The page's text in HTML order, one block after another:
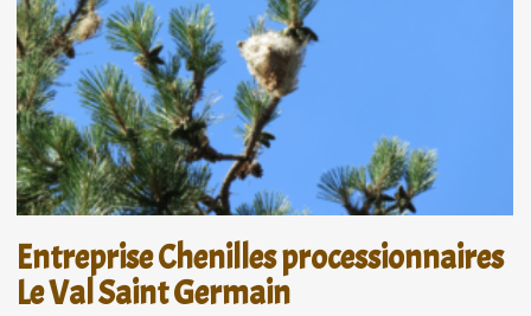
Entreprise Chenilles processionnaires
Le Val Saint Germain